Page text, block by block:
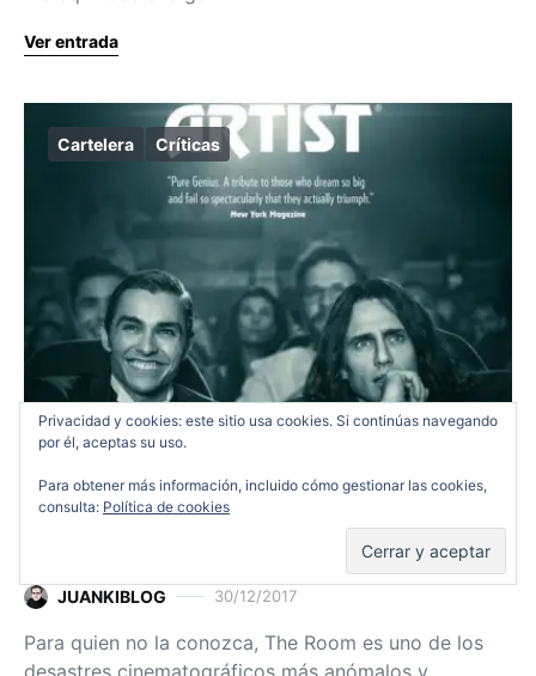
Ver entrada
Cartelera Críticas
The Disaster Artist, el ritmo
JUANKIBLOG 30/12/2017
Para quien no la conozca, The Room es uno de los
Privacidad y cookies: este sitio usa cookies. Si continúas navegando
por él, aceptas su uso.
Para obtener más información, incluido cómo gestionar las cookies,
consulta: Política de cookies